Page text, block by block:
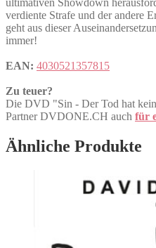
ultimativen Showdown
verdiente Strafe und der andere
geht aus dieser
immer!
EAN: 4030521357815
Zu teuer?
Die DVD "Sin - Der Tod hat
Partner DVDONE.CH auch für
Ähnliche Produkte